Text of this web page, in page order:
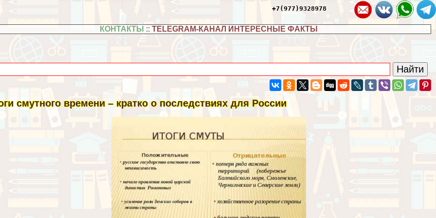
+7(977)9328978
КОНТАКТЫ ::TELEGRAM-КАНАЛ ИНТЕРЕСНЫЕ ФАКТЫ
смутного времени – кратко о последствиях для России